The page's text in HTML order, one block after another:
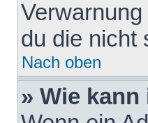
du die nicht
Nach oben
» Wie